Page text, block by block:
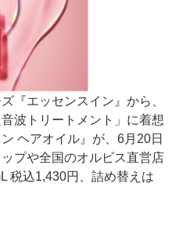
『エッセンスイン』から、
波トリートメント」に着想
ヘアオイル』が、6月20日
プや全国のオルビス直営店
税込1,430円、詰め替えは